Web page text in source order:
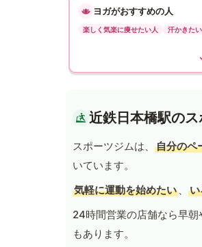
ヨガがおすすめの人
楽しく気楽に痩せたい人 汗かきた
近鉄日本橋駅の
スポーツジムは、 自分のペ
いています。
気軽に運動を始めたい 、
24時間営業の店舗なら早
もあります。